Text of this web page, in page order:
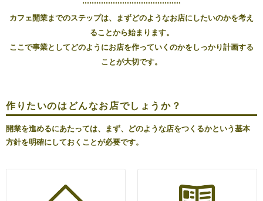
カフェ開業までのステップは、まずどのようなお店にしたいのかを考え
ることから始まります。
ここで事業としてどのようにお店を作っていくのかをしっかり計画する
ことが大切です。
作りたいのはどんなお店でしょうか？
開業を進めるにあたっては、まず、どのような店をつくるかという基本
方針を明確にしておくことが必要です。